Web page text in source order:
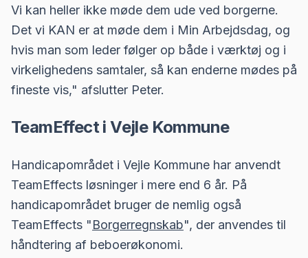
Vi kan heller ikke møde dem ude ved borgerne.
Det vi KAN er at møde dem i Min Arbejdsdag, og
hvis man som leder følger op både i værktøj og i
virkelighedens samtaler, så kan enderne mødes på
fineste vis," afslutter Peter.
TeamEffect i Vejle Kommune
Handicapområdet i Vejle Kommune har anvendt
TeamEffects løsninger i mere end 6 år. På
handicapområdet bruger de nemlig også
TeamEffects "Borgerregnskab", der anvendes til
håndtering af beboerøkonomi.